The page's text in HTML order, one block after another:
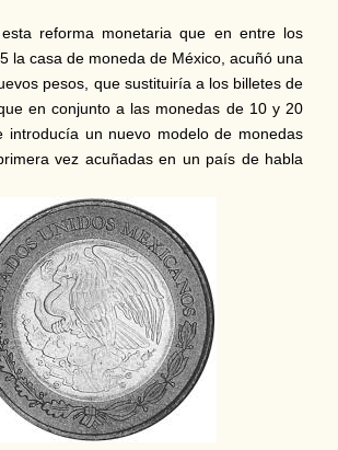
reforma monetaria que en entre los
la casa de moneda de México, acuñó una
pesos, que sustituiría a los billetes de
en conjunto a las monedas de 10 y 20
introducía un nuevo modelo de monedas
vez acuñadas en un país de habla